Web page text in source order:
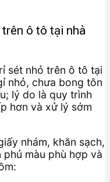
ô tô tại nhà
sét nhỏ trên ô tô tại
nhỏ, chưa bong tôn
lý do là quy trình
hơn và xử lý sớm
nhám, khăn sạch,
màu phù hợp và